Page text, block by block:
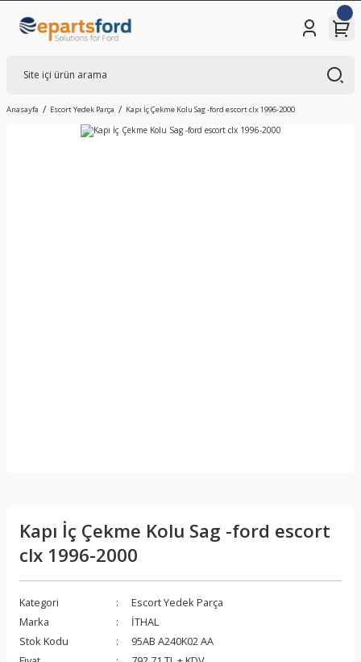
Anasayfa Escort Yedek Parça Kapı İç Çekme Kolu Sag -ford escort clx 1996-2000
Kapı İç Çekme Kolu Sag -ford escort
clx 1996-2000
Kategori
Escort Yedek Parça
Marka
İTHAL
Stok Kodu
95AB A240K02 AA